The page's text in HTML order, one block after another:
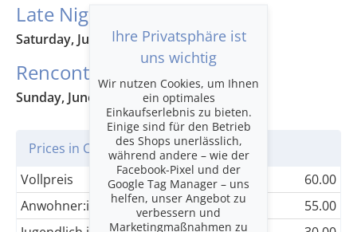
Late Night Jam
Saturday, June 28, 2025 at 10:00 PM , Bern
Rencontre culturelle
Sunday, June 29, 2025 at 3:00 PM, Bern
Prices in CHF
Vollpreis
60.00
Anwohner:innen 3006
55.00
Ihre Privatsphäre ist
uns wichtig
Wir nutzen Cookies, um Ihnen
ein optimales
Einkaufserlebnis zu bieten.
Einige sind für den Betrieb
des Shops unerlässlich,
während andere – wie der
Facebook-Pixel und der
Google Tag Manager – uns
helfen, unser Angebot zu
verbessern und
Marketingmaßnahmen zu